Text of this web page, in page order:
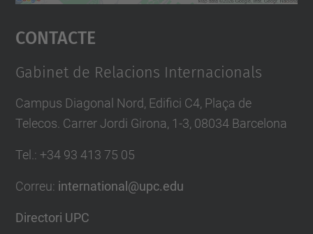
Accepta
powered by
Contacte
Gabinet de Relacions Internacionals
Campus Diagonal Nord, Edifici C4, Plaça de
Telecos. Carrer Jordi Girona, 1-3, 08034 Barcelona
Tel. : +34 93 413 75 05
Correu: international@upc.edu
Directori UPC